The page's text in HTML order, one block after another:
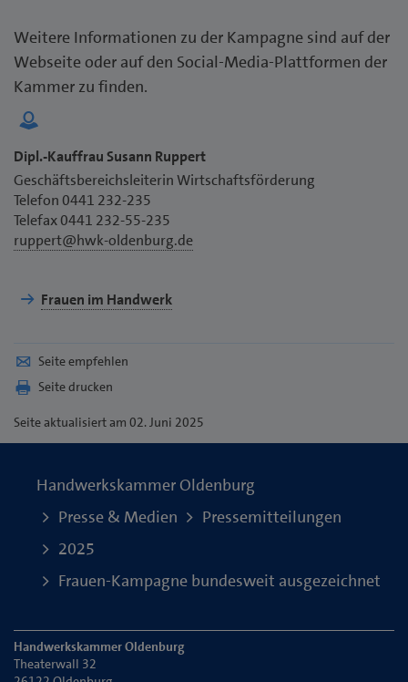
Weitere Informationen zu der Kampagne sind auf der
Webseite oder auf den Social-Media-Plattformen der
Kammer zu finden.
Dipl.-Kauffrau Susann Ruppert
Geschäftsbereichsleiterin Wirtschaftsförderung
Telefon 0441 232-235
Telefax 0441 232-55-235
ruppert@hwk-oldenburg.de
Frauen im Handwerk
Seite empfehlen
Seite drucken
Seiteaktualisiert am 02. Juni 2025
Handwerkskammer Oldenburg
Presse & Medien
Pressemitteilungen
2025
Frauen-Kampagne bundesweit ausgezeichnet
Handwerkskammer Oldenburg
Theaterwall 32